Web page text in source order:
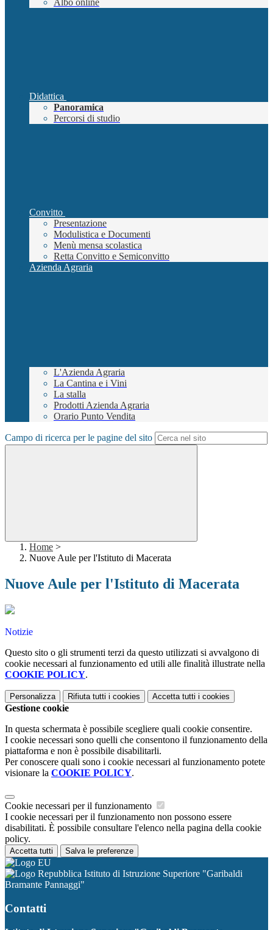
Albo online
Didattica
Panoramica
Percorsi di studio
Convitto
Presentazione
Modulistica e Documenti
Menù mensa scolastica
Retta Convitto e Semiconvitto
Azienda Agraria
L'Azienda Agraria
La Cantina e i Vini
La stalla
Prodotti Azienda Agraria
Orario Punto Vendita
Campo di ricerca per le pagine del sito
Home >
Nuove Aule per l'Istituto di Macerata
Nuove Aule per l'Istituto di Macerata
Notizie
Questo sito o gli strumenti terzi da questo utilizzati si avvalgono di
cookie necessari al funzionamento ed utili alle finalità illustrate nella
COOKIE POLICY.
Personalizza Rifiuta tutti i cookies Accetta tutti i cookies
Gestione cookie
In questa schermata è possibile scegliere quali cookie consentire.
I cookie necessari sono quelli che consentono il funzionamento della
piattaforma e non è possibile disabilitarli.
Per conoscere quali sono i cookie necessari al funzionamento potete
visionare la COOKIE POLICY.
Cookie necessari per il funzionamento
I cookie necessari per il funzionamento non possono essere
disabilitati. È possibile consultare l'elenco nella pagina della cookie
policy.
Accetta tutti Salva le preferenze
Istituto di Istruzione Superiore "Garibaldi
Bramante Pannaggi"
Contatti